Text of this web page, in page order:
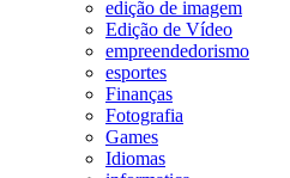
edição de imagem
Edição de Vídeo
empreendedorismo
esportes
Finanças
Fotografia
Games
Idiomas